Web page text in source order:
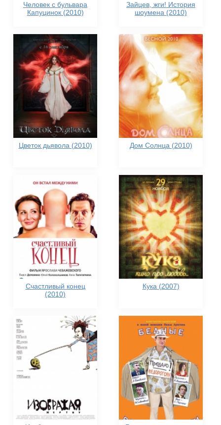
Человек с бульвара
Капуцинок (2010)
Зайцев, жги! История
шоумена (2010)
Цветок дьявола (2010) Дом Солнца (2010)
Счастливый конец
(2010)
Кука (2007)